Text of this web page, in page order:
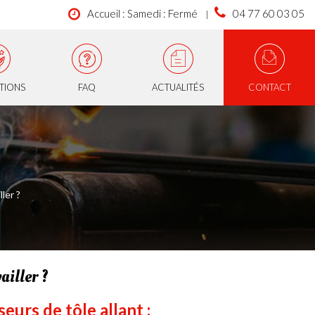
Accueil : Samedi : Fermé 04 77 60 03 05
FAQ ACTUALITÉS CONTACT
?
?
de tôle allant :